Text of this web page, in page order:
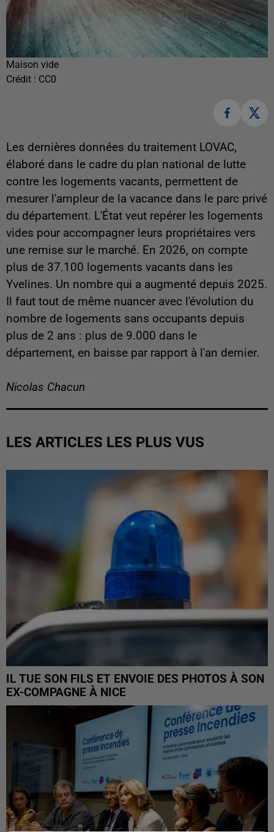
Maison vide
Crédit : CC0
Les dernières données du traitement LOVAC,
élaboré dans le cadre du plan national de lutte
contre les logements vacants, permettent de
mesurer l'ampleur de la vacance dans le parc privé
du département. L'État veut repérer les logements
vides pour accompagner leurs propriétaires vers
une remise sur le marché. En 2026, on compte
plus de 37.100 logements vacants dans les
Yvelines. Un nombre qui a augmenté depuis 2025.
Il faut tout de même nuancer avec l'évolution du
nombre de logements sans occupants depuis
plus de 2 ans : plus de 9.000 dans le
département, en baisse par rapport à l'an dernier.
Nicolas Chacun
LES ARTICLES LES PLUS VUS
IL TUE SON FILS ET ENVOIE DES PHOTOS À SON
EX-COMPAGNE À NICE